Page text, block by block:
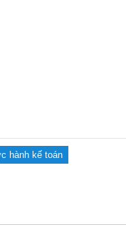
hành kế toán